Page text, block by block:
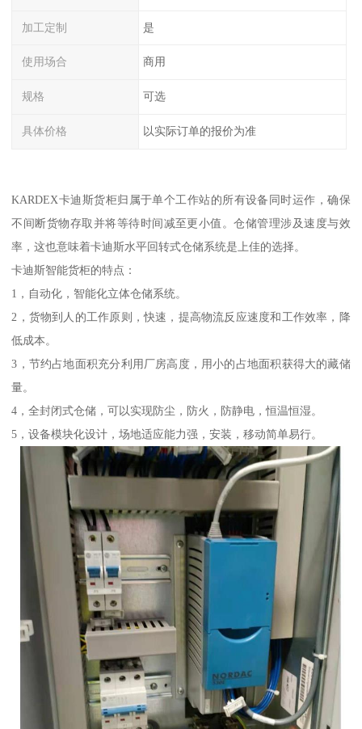
加工定制 是
使用场合 商用
规格 可选
具体价格 以实际订单的报价为准
KARDEX卡迪斯货柜归属于单个工作站的所有设备同时运作，确保
不间断货物存取并将等待时间减至更小值。仓储管理涉及速度与效
率，这也意味着卡迪斯水平回转式仓储系统是上佳的选择。
卡迪斯智能货柜的特点：
1，自动化，智能化立体仓储系统。
2，货物到人的工作原则，快速，提高物流反应速度和工作效率，降
低成本。
3，节约占地面积充分利用厂房高度，用小的占地面积获得大的藏储
量。
4，全封闭式仓储，可以实现防尘，防火，防静电，恒温恒湿。
5，设备模块化设计，场地适应能力强，安装，移动简单易行。